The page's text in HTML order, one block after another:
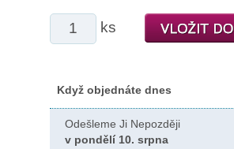
ks
Když objednáte dnes
Odešleme Ji Nepozději
v pondělí 10. srpna